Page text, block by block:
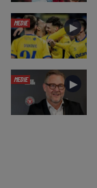
MEDIE ►
MEDIE ►